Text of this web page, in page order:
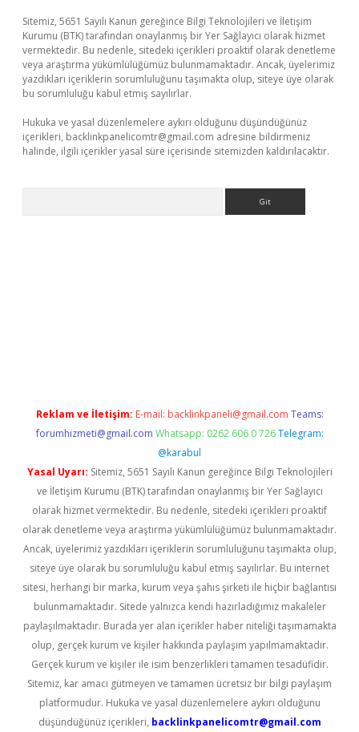
Sitemiz, 5651 Sayılı Kanun gereğince Bilgi Teknolojileri ve İletişim
Kurumu (BTK) tarafından onaylanmış bir Yer Sağlayıcı olarak hizmet
vermektedir. Bu nedenle, sitedeki içerikleri proaktif olarak denetleme
veya araştırma yükümlülüğümüz bulunmamaktadır. Ancak, üyelerimiz
yazdıkları içeriklerin sorumluluğunu taşımakta olup, siteye üye olarak
bu sorumluluğu kabul etmiş sayılırlar.
Hukuka ve yasal düzenlemelere aykırı olduğunu düşündüğünüz
içerikleri, backlinkpanelicomtr@gmail.com adresine bildirmeniz
halinde, ilgili içerikler yasal süre içerisinde sitemizden kaldırılacaktır.
Reklam ve İletişim: E-mail: backlinkpaneli@gmail.com Teams:
forumhizmeti@gmail.com Whatsapp: 0262 606 0 726 Telegram:
@karabul
Yasal Uyarı: Sitemiz, 5651 Sayılı Kanun gereğince Bilgi Teknolojileri
ve İletişim Kurumu (BTK) tarafından onaylanmış bir Yer Sağlayıcı
olarak hizmet vermektedir. Bu nedenle, sitedeki içerikleri proaktif
olarak denetleme veya araştırma yükümlülüğümüz bulunmamaktadır.
Ancak, üyelerimiz yazdıkları içeriklerin sorumluluğunu taşımakta olup,
siteye üye olarak bu sorumluluğu kabul etmiş sayılırlar. Bu internet
sitesi, herhangi bir marka, kurum veya şahıs şirketi ile hiçbir bağlantısı
bulunmamaktadır. Sitede yalnızca kendi hazırladığımız makaleler
paylaşılmaktadır. Burada yer alan içerikler haber niteliği taşımamakta
olup, gerçek kurum ve kişiler hakkında paylaşım yapılmamaktadır.
Gerçek kurum ve kişiler ile isim benzerlikleri tamamen tesadüfidir.
Sitemiz, kar amacı gütmeyen ve tamamen ücretsiz bir bilgi paylaşım
platformudur. Hukuka ve yasal düzenlemelere aykırı olduğunu
düşündüğünüz içerikleri, backlinkpanelicomtr@gmail.com